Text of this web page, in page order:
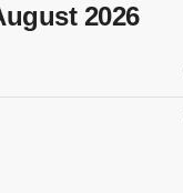
2026